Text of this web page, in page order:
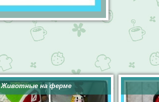
Животные на ферме